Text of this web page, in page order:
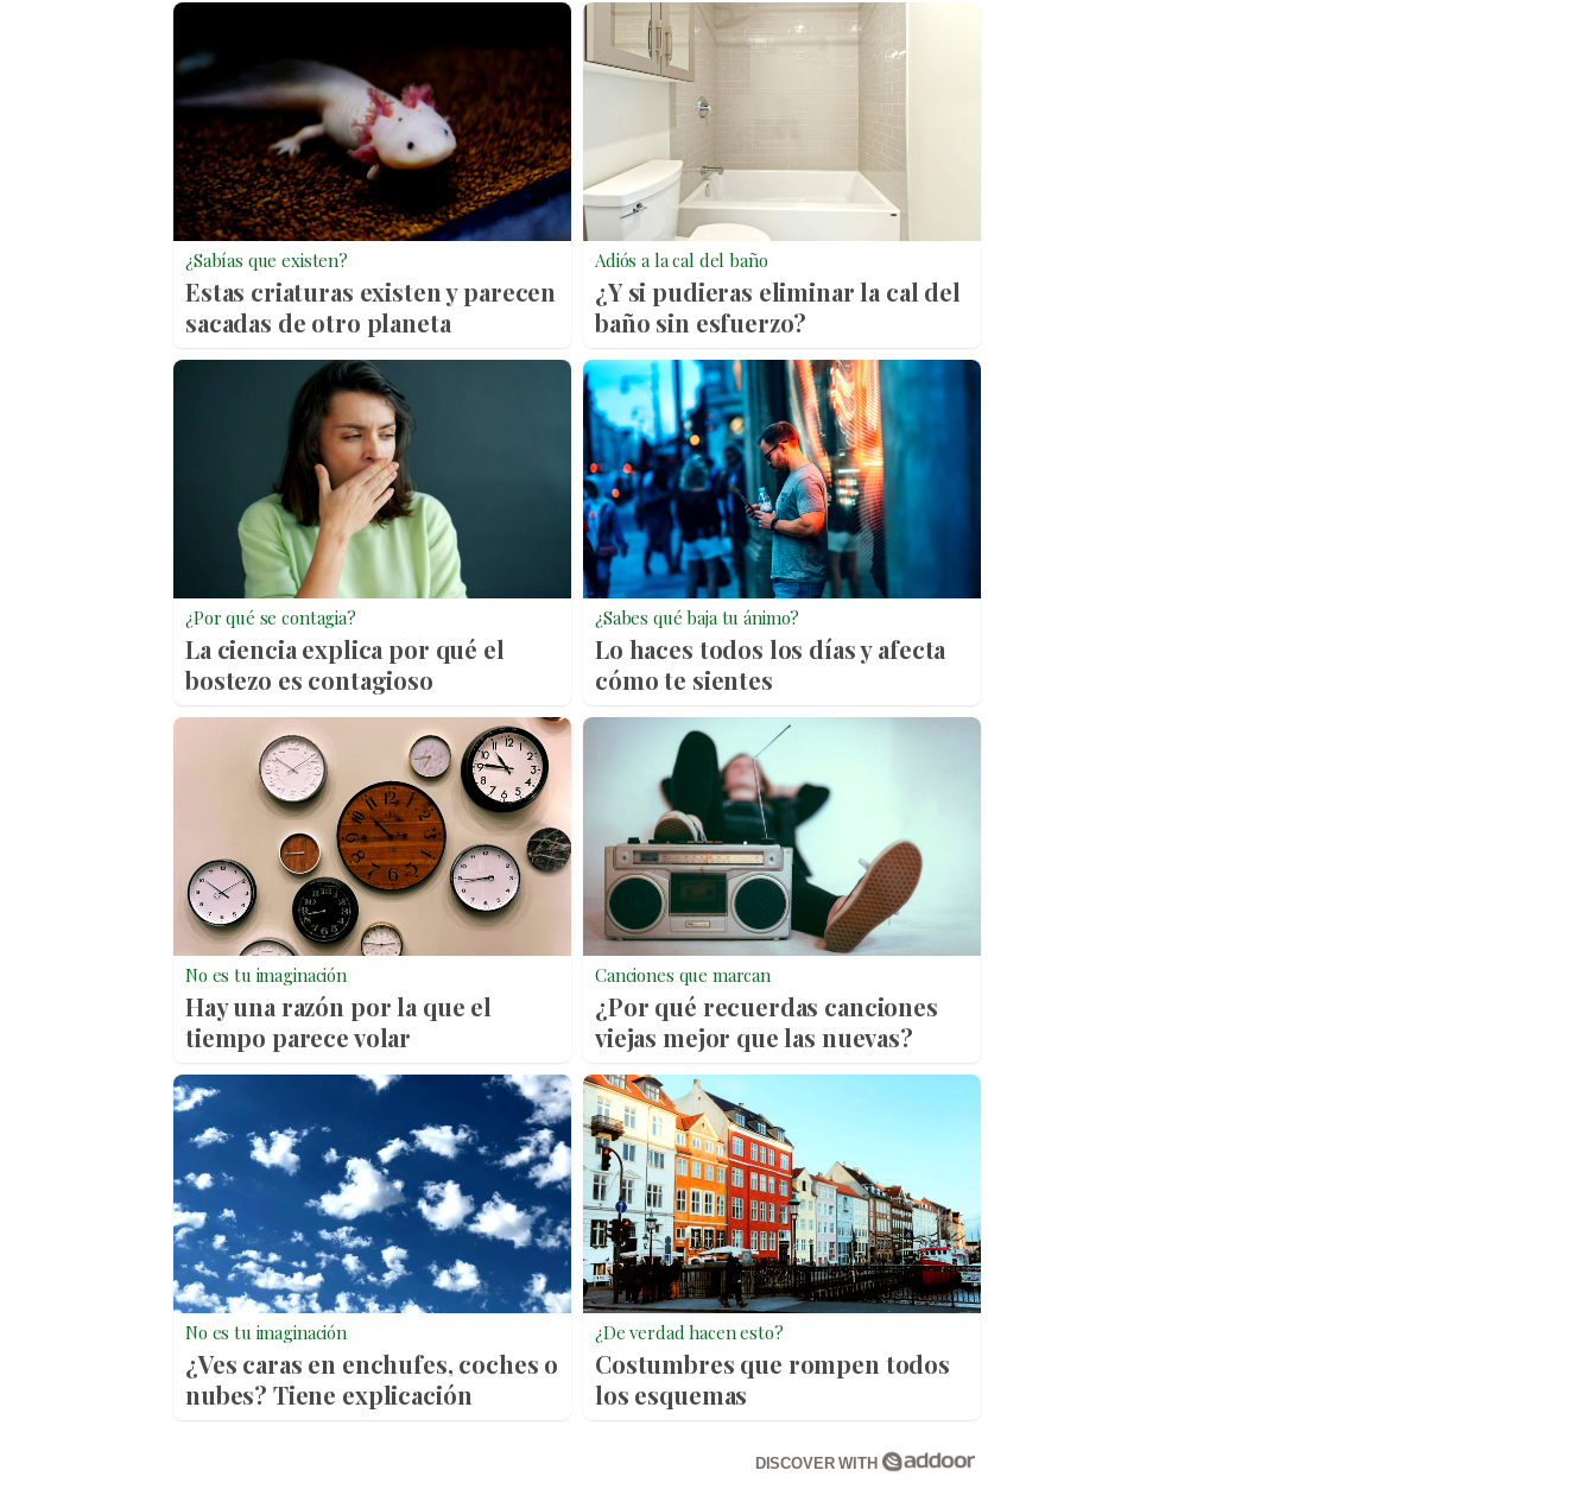
¿Sabías que existen?
Estas criaturas existen y parecen
sacadas de otro planeta
Adiós a la cal del baño
¿Y si pudieras eliminar la cal del
baño sin esfuerzo?
¿Por qué se contagia?
La ciencia explica por qué el
bostezo es contagioso
¿Sabes qué baja tu ánimo?
Lo haces todos los días y afecta
cómo te sientes
No es tu imaginación
Hay una razón por la que el
tiempo parece volar
Canciones que marcan
¿Por qué recuerdas canciones
viejas mejor que las nuevas?
No es tu imaginación
¿Ves caras en enchufes, coches o
nubes? Tiene explicación
¿De verdad hacen esto?
Costumbres que rompen todos
los esquemas
DISCOVER WITH